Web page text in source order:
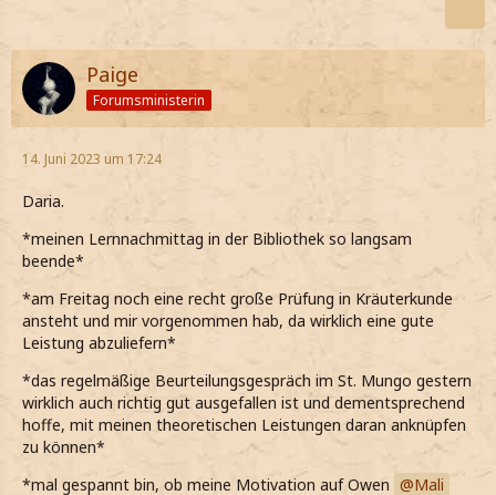
Jetzt Fanclub-Mitglied werden!
Paige
Forumsministerin
14. Juni 2023 um 17:24
Daria.
*meinen Lernnachmittag in der Bibliothek so langsam
beende*
*am Freitag noch eine recht große Prüfung in Kräuterkunde
ansteht und mir vorgenommen hab, da wirklich eine gute
Leistung abzuliefern*
*das regelmäßige Beurteilungsgespräch im St. Mungo gestern
wirklich auch richtig gut ausgefallen ist und dementsprechend
hoffe, mit meinen theoretischen Leistungen daran anknüpfen
zu können*
*mal gespannt bin, ob meine Motivation auf Owen
Mali